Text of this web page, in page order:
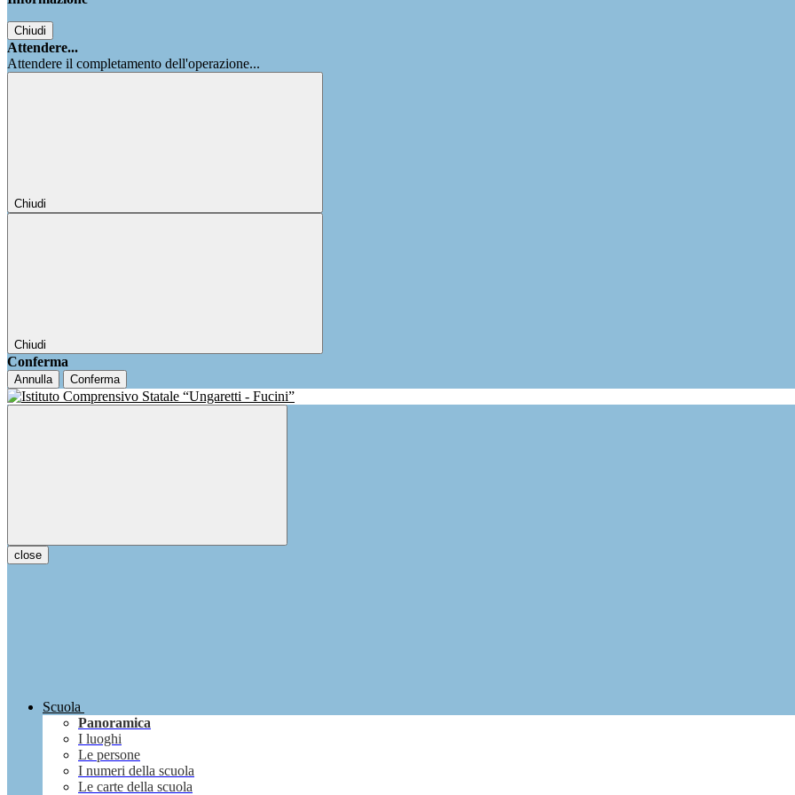
Chiudi
Attendere...
Attendere il completamento dell'operazione...
Chiudi
Chiudi
Conferma
Annulla Conferma
close
Scuola
Panoramica
I luoghi
Le persone
I numeri della scuola
Le carte della scuola